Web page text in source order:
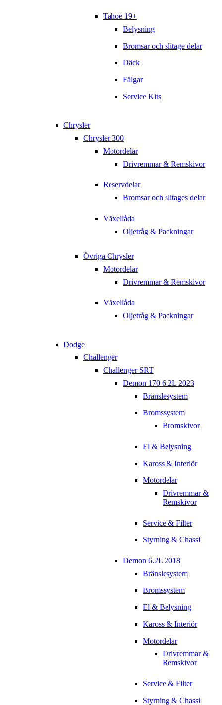
Tahoe 19+
Belysning
Bromsar och slitage delar
Däck
Fälgar
Service Kits
Chrysler
Chrysler 300
Motordelar
Drivremmar & Remskivor
Reservdelar
Bromsar och slitages delar
Växellåda
Oljetråg & Packningar
Övriga Chrysler
Motordelar
Drivremmar & Remskivor
Växellåda
Oljetråg & Packningar
Dodge
Challenger
Challenger SRT
Demon 170 6.2L 2023
Bränslesystem
Bromssystem
Bromskivor
El & Belysning
Kaross & Interiör
Motordelar
Drivremmar &
Remskivor
Service & Filter
Styrning & Chassi
Demon 6.2L 2018
Bränslesystem
Bromssystem
El & Belysning
Kaross & Interiör
Motordelar
Drivremmar &
Remskivor
Service & Filter
Styrning & Chassi